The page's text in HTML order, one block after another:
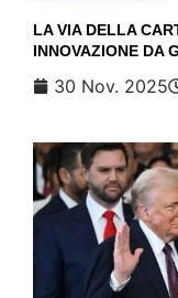
LA VIA DELLA
INNOVAZIONE DA
30 Nov. 2025